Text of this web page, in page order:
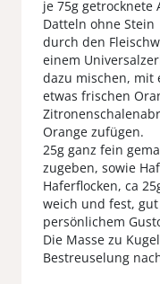
je 75g getrocknete
Datteln ohne Stein
durch den
einem
dazu mischen, mit
etwas frischen
Orange zufügen.
25g ganz fein
zugeben, sowie
Haferflocken, ca
weich und fest,
persönlichem
Die Masse zu
Bestreuselung